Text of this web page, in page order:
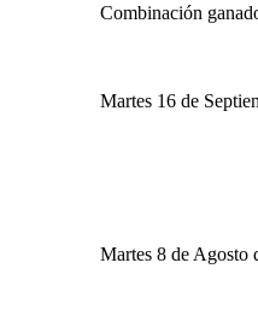
Combinación
Martes 16 de
Martes 8 de Agosto